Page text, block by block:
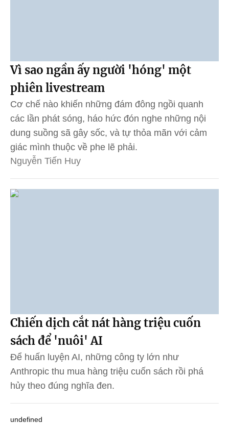
Vì sao ngần ấy người 'hóng' một
phiên livestream
Cơ chế nào khiến những đám đông ngồi quanh
các lần phát sóng, háo hức đón nghe những nội
dung suồng sã gây sốc, và tự thỏa mãn với cảm
giác mình thuộc về phe lẽ phải.
Nguyễn Tiến Huy
Chiến dịch cắt nát hàng triệu cuốn
sách để 'nuôi' AI
Để huấn luyện AI, những công ty lớn như
Anthropic thu mua hàng triệu cuốn sách rồi phá
hủy theo đúng nghĩa đen.
undefined